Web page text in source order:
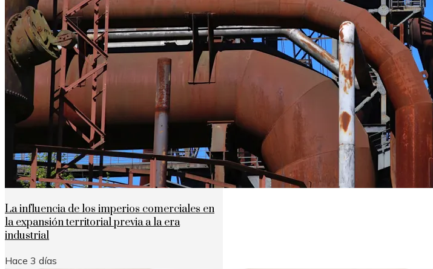
La influencia de los imperios comerciales en
la expansión territorial previa a la era
industrial
Hace 3 días